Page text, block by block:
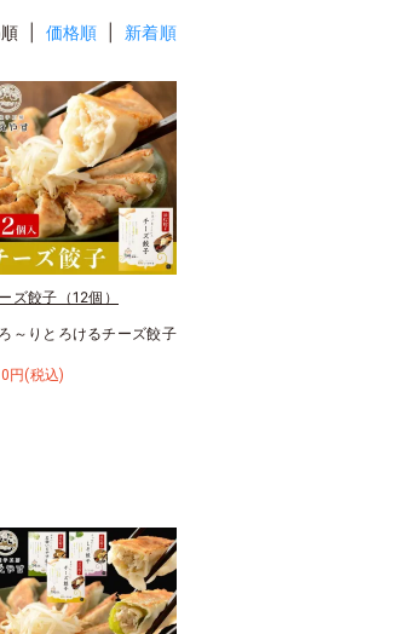
順 | 価格順 新着順
ズ餃子（12個）
～りとろけるチーズ餃子
円(税込)